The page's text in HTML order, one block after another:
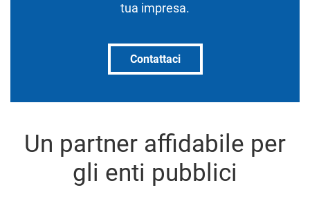
tua impresa.
Contattaci
Un partner affidabile per
gli enti pubblici